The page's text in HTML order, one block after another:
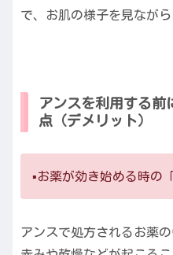
で、お肌の様子を見なが
アンスを利用する前
点（デメリット）
▪️お薬が効き始める時の
アンスで処方されるお薬